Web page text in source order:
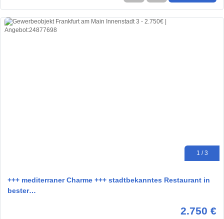
1 / 3
+++ mediterraner Charme +++ stadtbekanntes Restaurant in
bester…
2.750 €